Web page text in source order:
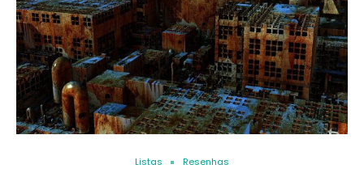
Listas Resenhas